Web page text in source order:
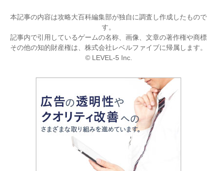
本記事の内容は攻略大百科編集部が独自に調査し作成したもので
す。
記事内で引用しているゲームの名称、画像、文章の著作権や商標
その他の知的財産権は、株式会社レベルファイブに帰属します。
© LEVEL-5 Inc.